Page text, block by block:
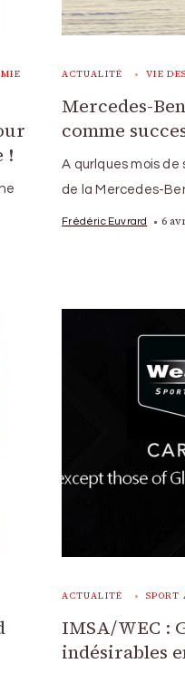
!
ACTUALITÉ VIE
Mercedes-
comme
A qurlques mois
de la Mercedes-
Frédéric Euvrard 6
ACTUALITÉ SPORT
IMSA/WEC :
indésirables